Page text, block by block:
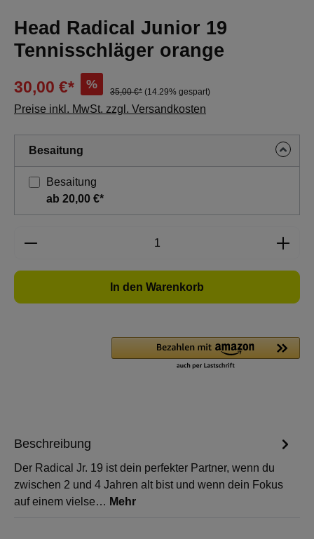
Head Radical Junior 19
Tennisschläger orange
30,00 €* %
35,00 €* (14.29% gespart)
Preise inkl. MwSt. zzgl. Versandkosten
Besaitung
Besaitung
ab 20,00 €*
Produkt Anzahl: Gib den gewünschten
In den Warenkorb
Beschreibung
Der Radical Jr. 19 ist dein perfekter Partner, wenn du
zwischen 2 und 4 Jahren alt bist und wenn dein Fokus
auf einem vielse… Mehr